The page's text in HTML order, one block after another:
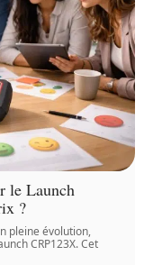
le Launch
?
pleine évolution,
CRP123X. Cet